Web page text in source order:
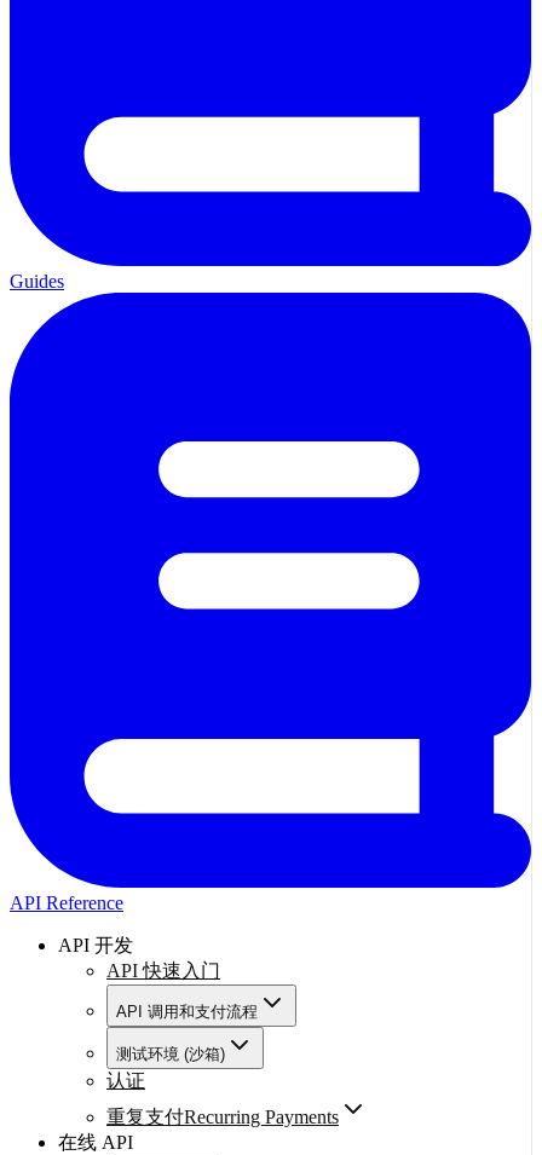
Guides
API Reference
API 开发
API 快速入门
API 调用和支付流程
测试环境 (沙箱)
认证
重复支付Recurring Payments
在线 API